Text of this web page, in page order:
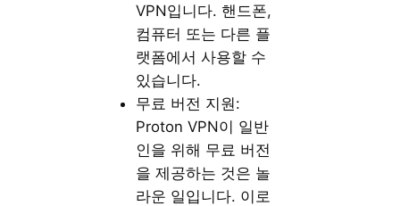
VPN입니다. 핸드폰,
컴퓨터 또는 다른 플
랫폼에서 사용할 수
있습니다.
무료 버전 지원:
Proton VPN이 일반
인을 위해 무료 버전
을 제공하는 것은 놀
라운 일입니다. 이로